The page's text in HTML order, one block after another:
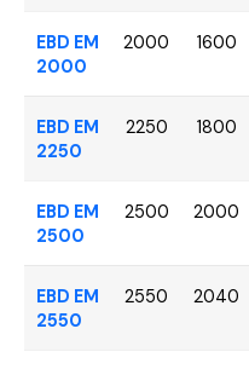
EBD EM
2000
2000 1600
EBD EM
2250
2250 1800
EBD EM
2500
2500 2000
EBD EM
2550
2550 2040